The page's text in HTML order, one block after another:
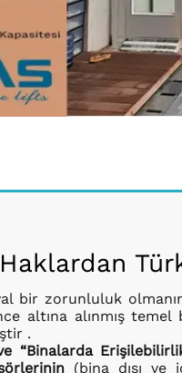
bir zorunluluk
altına alınmış
.
“Binalarda
(bina dışı